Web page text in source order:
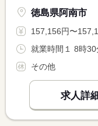
徳島県阿南市
157,156円〜157,156円 ※フルタイム
その他
求人詳